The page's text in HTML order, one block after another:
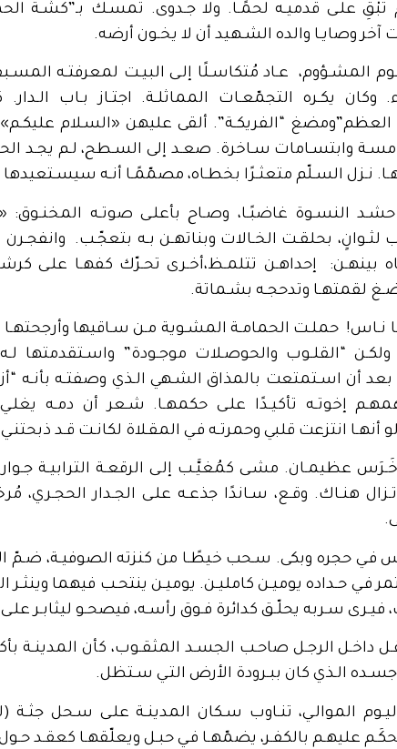
تُبْقِ علـى قدميـه لحمًـا. ولا جـدوى. تمسـك بـ”كشّـة
آخر وصايـا والده الشـهيد أن لا يخـون أرضه.
المشـؤوم، عـاد مُتكاسـلًا إلـى البيـت لمعرفتـه
وكان يكـره التجمّعـات المماثلـة. اجتـاز بـاب
“الفريكـة”. ألقى عليهن «السـلام
وابتسـامات سـاخرة. صعـد إلى السـطح، لـم يجـد
نـزل السـلّم متعثـرًا بخطـاه، مصمّمًـا أنـه سيسـتعيدها
النسـوة غاضبًـا، وصـاح بأعلـى صوتـه المخنـوق:
بحلقـت الخـالات وبناتهـن بـه بتعجّـب.
بينهـن: إحداهـن تتلمـظ،أخـرى تحـرّك كفهـا علـى
لقمتهـا وتدحجـه بشـماتة.
نـاس! حملـت الحمامـة المشـوية مـن سـاقيها وأرجحتهـا
ولكـن “القلـوب والحوصـلات موجـودة” واسـتقدمتها
أن اسـتمتعت بالمذاق الشـهي الـذي وصفتـه بأنـه
إخوتـه تأكيـدًا علـى حكمهـا. شـعر أن دمـه
أنهـا انتزعت قلبي وحمرتـه فـي المقـلاة لكانـت قـد
وخَـرَس عظيمـان. مشـى كمُغيَّـب إلـى الرقعـة الترابيـة
هنـاك. وقـع، سـاندًا جذعـه علـى الجـدار الحجـري،
فـي حجره وبكى. سـحب خيطًـا من كنزته الصوفيـة، ضـمّ
فـي حـداده يوميـن كامليـن. يوميـن ينتحـب فيهما وينثـر
فيـرى سـربه يحلّـق كدائرة فـوق رأسـه، فيصحـو ليثابـر علـى
داخـل الرجـل صاحـب الجسـد المثقـوب، كأن المدينـة
الـذي كان ببـرودة الأرض التـي سـتظل.
الموالـي، تنـاوب سـكان المدينـة علـى سـحل جثـة
عليهـم بالكفـر، يضمّهـا فـي حبـل ويعلّقهـا كعقـد